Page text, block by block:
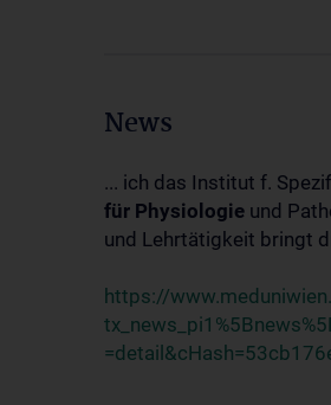
News
... ich das Institut f.
für Physiologie und
und Lehrtätigkeit bringt
https://